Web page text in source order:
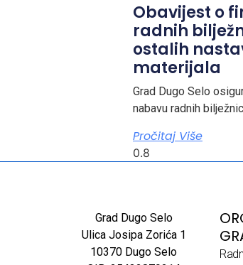
Obavijest o
radnih
ostalih
materijala
Grad Dugo Selo
nabavu radnih
Pročitaj Više
Grad Dugo Selo
Ulica Josipa Zorića 1
10370 Dugo Selo